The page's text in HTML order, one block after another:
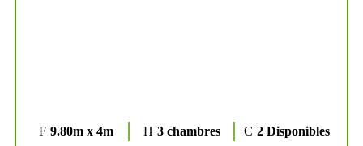
9.80m x 4m 3 chambres 2 Disponibles